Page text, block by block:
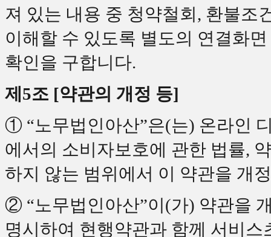
져 있는 내용 중 청약철회, 환불조
이해할 수 있도록 별도의 연결화
확인을 구합니다.
제5조 [약관의 개정 등]
① “노무법인아산”은(는) 온라인
에서의 소비자보호에 관한 법률,
하지 않는 범위에서 이 약관을 개
② “노무법인아산”이(가) 약관을
명시하여 현행약관과 함께 서비